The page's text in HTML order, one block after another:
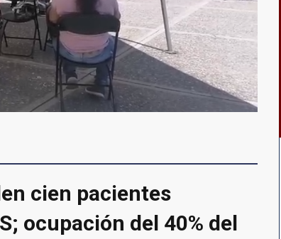
cien pacientes
ocupación del 40% del